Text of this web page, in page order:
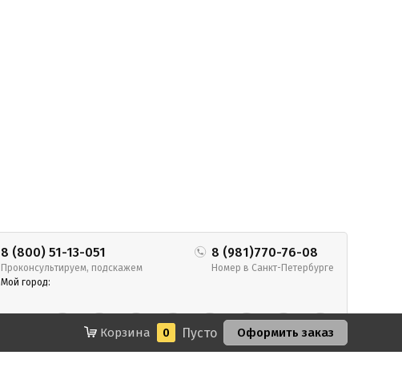
8 (800) 51-13-051
Проконсультируем, подскажем
Мой город:
8 (981)770-76-08
Номер в Санкт-Петербурге
Корзина 0 Пусто Оформить заказ